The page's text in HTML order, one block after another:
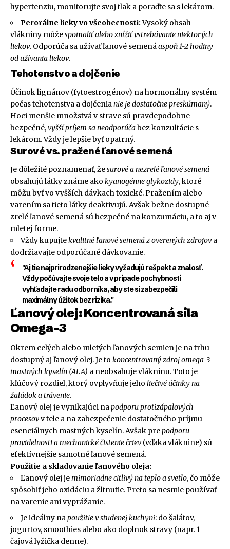
hypertenziu, monitorujte svoj tlak a poraďte sa s lekárom.
Perorálne lieky vo všeobecnosti:Vysoký obsah
vlákniny môžespomaliť alebo znížiť vstrebávanie niektorých
liekov. Odporúča sa užívať ľanové semenáaspoň 1-2 hodiny
od užívania liekov.
Tehotenstvo a dojčenie
Účinok lignánov (fytoestrogénov) na hormonálny systém
počas tehotenstva a dojčenianie je dostatočne preskúmaný.
Hoci menšie množstvá v strave sú pravdepodobne
bezpečné,vyšší príjem sa neodporúčabez konzultácie s
lekárom. Vždy je lepšie byť opatrný.
Surové vs. pražené ľanové semená
Je dôležité poznamenať, žesurové a nezrelé ľanové semená
obsahujú látky známe ako kyanogénne glykozidy, ktoré
môžu byť vo vyšších dávkach toxické. Pražením alebo
varením sa tieto látky deaktivujú. Avšak bežne dostupné
zrelé ľanové semená sú bezpečné na konzumáciu, a to aj v
mletej forme.
Vždy kupujtekvalitné ľanové semená z overených zdrojov a
dodržiavajte odporúčané dávkovanie.
"Aj tie najprirodzenejšie lieky vyžadujú rešpekt a znalosť.
Vždy počúvajte svoje telo a v prípade pochybností
vyhľadajte radu odborníka, aby ste si zabezpečili
maximálny úžitok bez rizika."
Ľanový olej: Koncentrovaná sila
Omega-3
Okrem celých alebo mletých ľanových semien je na trhu
dostupný aj ľanový olej. Je to koncentrovaný zdroj omega-3
mastných kyselín (ALA) a neobsahuje vlákninu. Toto je
kľúčový rozdiel, ktorý ovplyvňuje jeho liečivé účinky na
žalúdok a trávenie.
Ľanový olej je vynikajúci napodporu protizápalových
procesovv tele a na zabezpečenie dostatočného príjmu
esenciálnych mastných kyselín. Avšak prepodporu
pravidelnosti a mechanické čistenie čriev (vďaka vláknine) sú
efektívnejšie samotné ľanové semená.
Použitie a skladovanie ľanového oleja:
Ľanový olej jemimoriadne citlivý na teplo a svetlo, čo môže
spôsobiť jeho oxidáciu a žltnutie. Preto sa nesmie používať
na varenie ani vyprážanie.
Je ideálny napoužitie v studenej kuchyni: do šalátov,
jogurtov, smoothies alebo ako doplnok stravy (napr. 1
čajová lyžička denne).